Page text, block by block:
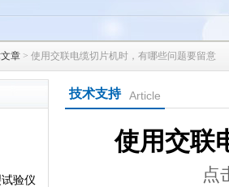
章 > 使用交联电缆切片机时，有哪些问题要留意
验仪
技术支持 Article
使用交联
点